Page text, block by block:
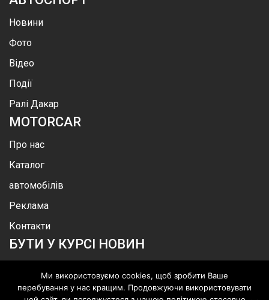
Новини
Фото
Відео
Події
Ралі Дакар
MOTORCAR
Про нас
Каталог
автомобілів
Реклама
Контакти
БУТИ У КУРСІ НОВИН
Ми використовуємо cookies, щоб зробити Ваше
перебування у нас кращим. Продовжуючи використовувати